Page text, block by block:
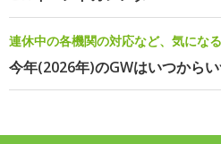
連休中の各機関の対応など、気にな
今年(2026年)のGWはいつから